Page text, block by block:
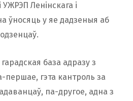
Ленінскага і
ўносяць у яе дадзеныя аб
база адразу з
першае, гэта кантроль за
па-другое, адна з